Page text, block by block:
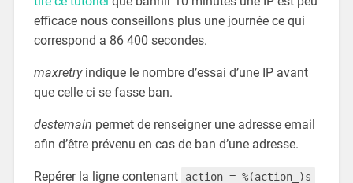
efficace nous conseillons plus une journée ce qui
correspond a 86 400 secondes.
maxretry indique le nombre d’essai d’une IP avant
que celle ci se fasse ban.
destemain permet de renseigner une adresse email
afin d’être prévenu en cas de ban d’une adresse.
Repérer la ligne contenant action = %(action_)s